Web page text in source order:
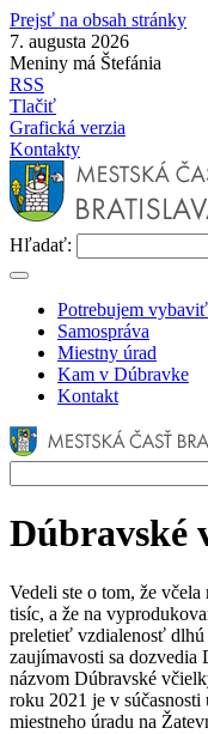
Prejsť na obsah stránky
7. augusta 2026
Meniny má Štefánia
RSS
Tlačiť
Grafická verzia
Kontakty
Hľadať:
Potrebujem vybaviť
Samospráva
Miestny úrad
Kam v Dúbravke
Kontakt
Dúbravské
Vedeli ste o tom, že
tisíc, a že na
preletieť vzdialenosť
zaujímavosti sa dozvedia
názvom Dúbravské
roku 2021 je v súčasnosti
miestneho úradu na